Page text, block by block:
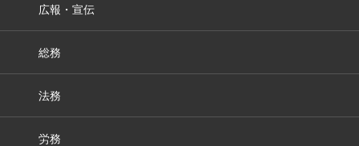
広報・宣伝
総務
法務
労務